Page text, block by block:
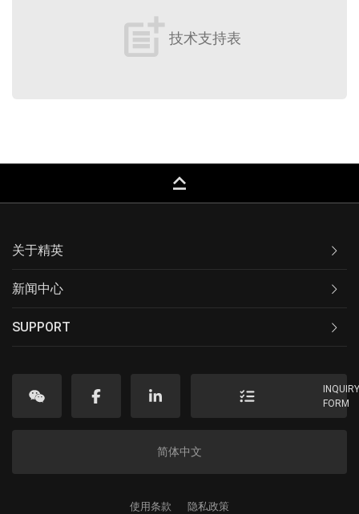
post_add 技术支持表
keyboard_capslock
关于精英
新闻中心
SUPPORT
FORM
简体中文
使用条款 隐私政策